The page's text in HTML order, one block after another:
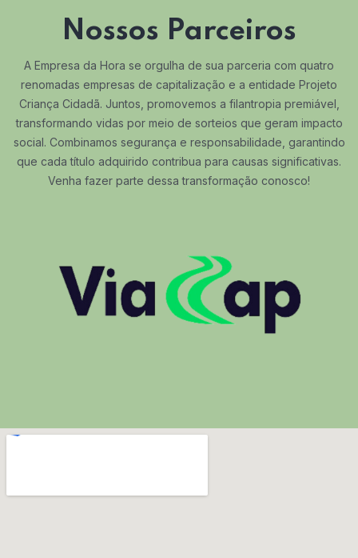
Nossos Parceiros
A Empresa da Hora se orgulha de sua parceria com quatro
renomadas empresas de capitalização e a entidade Projeto
Criança Cidadã. Juntos, promovemos a filantropia premiável,
transformando vidas por meio de sorteios que geram impacto
social. Combinamos segurança e responsabilidade, garantindo
que cada título adquirido contribua para causas significativas.
Venha fazer parte dessa transformação conosco!